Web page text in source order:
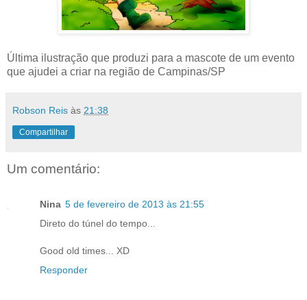
Última ilustração que produzi para a mascote de um evento
que ajudei a criar na região de Campinas/SP
Robson Reis às 21:38
Compartilhar
Um comentário:
Nina 5 de fevereiro de 2013 às 21:55
Direto do túnel do tempo...
Good old times... XD
Responder